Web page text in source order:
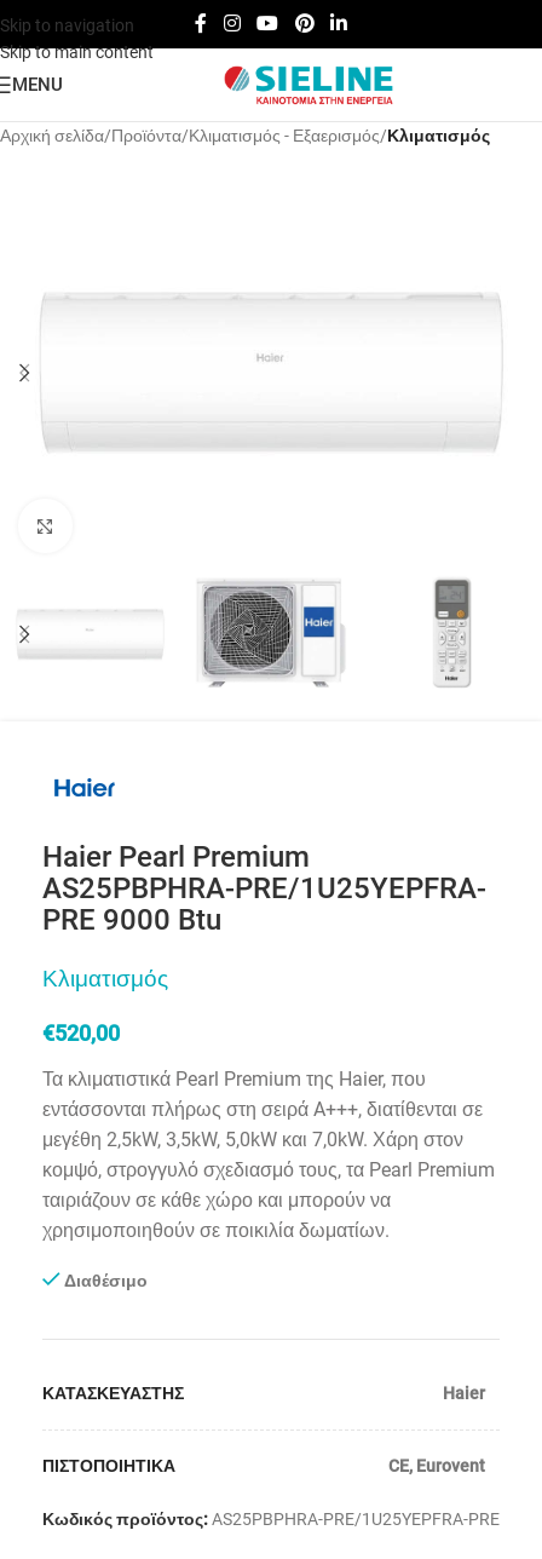
Skip to navigation
Skip to main content
MENU
Αρχική σελίδα Προϊόντα Κλιματισμός - Εξαερισμός Κλιματισμός
Haier Pearl Premium
AS25PBPHRA-PRE/1U25YEPFRA-
PRE 9000 Btu
Κλιματισμός
€520,00
Τα κλιματιστικά Pearl Premium της Haier, που
εντάσσονται πλήρως στη σειρά A+++, διατίθενται σε
μεγέθη 2,5kW, 3,5kW, 5,0kW και 7,0kW. Χάρη στον
κομψό, στρογγυλό σχεδιασμό τους, τα Pearl Premium
ταιριάζουν σε κάθε χώρο και μπορούν να
χρησιμοποιηθούν σε ποικιλία δωματίων.
Διαθέσιμο
ΚΑΤΑΣΚΕΥΑΣΤΗΣ Haier
ΠΙΣΤΟΠΟΙΗΤΙΚΑ CE, Eurovent
Κωδικός προϊόντος:AS25PBPHRA-PRE/1U25YEPFRA-PRE